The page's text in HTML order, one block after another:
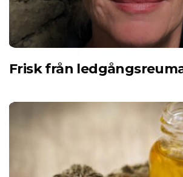
Frisk från